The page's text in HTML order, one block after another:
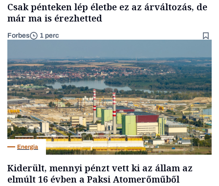
Csak pénteken lép életbe ez az árváltozás, de
már ma is érezhetted
Forbes 1 perc
Energia
Kiderült, mennyi pénzt vett ki az állam az
elmúlt 16 évben a Paksi Atomerőműből